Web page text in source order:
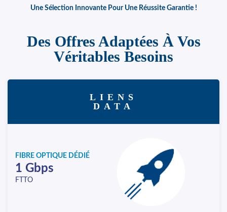
Une Sélection Innovante Pour Une Réussite Garantie !
Des Offres Adaptées À Vos
Véritables Besoins
LIENS
DATA
FIBRE OPTIQUE DÉDIÉ
1 Gbps
FTTO